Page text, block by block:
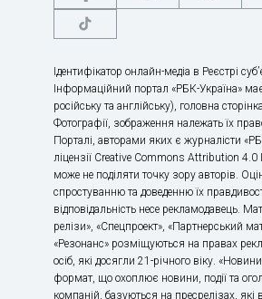
Ідентифікатор онлайн-медіа в Реєстрі
Інформаційний портал «РБК-Україна»
російську та англійську), головна
Фотографії, зображення належать їх
Порталі, авторами яких є журналісти
ліцензії Creative Commons Attribution 4.0
може не поділяти точку зору авторів.
спростуванню та доведенню їх
відповідальність несе рекламодавець.
релізи», «Спецпроект», «Партнерський
«Резонанс» розміщуються на правах
осіб, які досягли 21-річного віку.
формат, що охоплює новини, події та
компаній, базуються на пресрелізах, які